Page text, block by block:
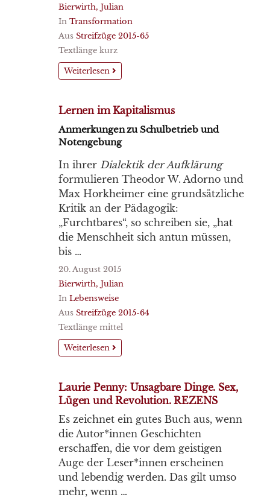
Bierwirth, Julian
In Transformation
Aus Streifzüge 2015-65
Textlänge kurz
Weiterlesen
Lernen im Kapitalismus
Anmerkungen zu Schulbetrieb und
Notengebung
In ihrer Dialektik der Aufklärung
formulieren Theodor W. Adorno und
Max Horkheimer eine grundsätzliche
Kritik an der Pädagogik:
„Furchtbares“, so schreiben sie, „hat
die Menschheit sich antun müssen,
bis …
20. August 2015
Bierwirth, Julian
In Lebensweise
Aus Streifzüge 2015-64
Textlänge mittel
Weiterlesen
Laurie Penny: Unsagbare Dinge. Sex,
Lügen und Revolution. REZENS
Es zeichnet ein gutes Buch aus, wenn
die Autor*innen Geschichten
erschaffen, die vor dem geistigen
Auge der Leser*innen erscheinen
und lebendig werden. Das gilt umso
mehr, wenn …